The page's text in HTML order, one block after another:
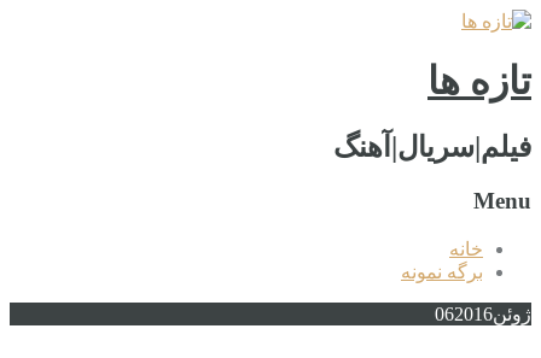
تازه ها
فیلم|سریال|آهنگ
Menu
خانه
برگه نمونه
ژوئن 062016